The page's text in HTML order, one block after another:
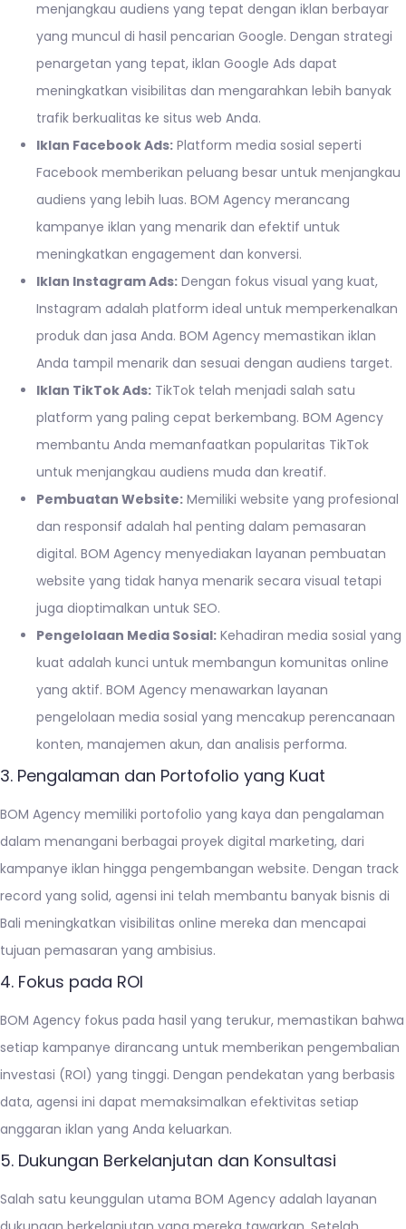
menjangkau audiens yang tepat dengan iklan berbayar
yang muncul di hasil pencarian Google. Dengan strategi
penargetan yang tepat, iklan Google Ads dapat
meningkatkan visibilitas dan mengarahkan lebih banyak
trafik berkualitas ke situs web Anda.
Iklan Facebook Ads: Platform media sosial seperti
Facebook memberikan peluang besar untuk menjangkau
audiens yang lebih luas. BOM Agency merancang
kampanye iklan yang menarik dan efektif untuk
meningkatkan engagement dan konversi.
Iklan Instagram Ads: Dengan fokus visual yang kuat,
Instagram adalah platform ideal untuk memperkenalkan
produk dan jasa Anda. BOM Agency memastikan iklan
Anda tampil menarik dan sesuai dengan audiens target.
Iklan TikTok Ads: TikTok telah menjadi salah satu
platform yang paling cepat berkembang. BOM Agency
membantu Anda memanfaatkan popularitas TikTok
untuk menjangkau audiens muda dan kreatif.
Pembuatan Website: Memiliki website yang profesional
dan responsif adalah hal penting dalam pemasaran
digital. BOM Agency menyediakan layanan pembuatan
website yang tidak hanya menarik secara visual tetapi
juga dioptimalkan untuk SEO.
Pengelolaan Media Sosial: Kehadiran media sosial yang
kuat adalah kunci untuk membangun komunitas online
yang aktif. BOM Agency menawarkan layanan
pengelolaan media sosial yang mencakup perencanaan
konten, manajemen akun, dan analisis performa.
3. Pengalaman dan Portofolio yang Kuat
BOM Agency memiliki portofolio yang kaya dan pengalaman
dalam menangani berbagai proyek digital marketing, dari
kampanye iklan hingga pengembangan website. Dengan track
record yang solid, agensi ini telah membantu banyak bisnis di
Bali meningkatkan visibilitas online mereka dan mencapai
tujuan pemasaran yang ambisius.
4. Fokus pada ROI
BOM Agency fokus pada hasil yang terukur, memastikan bahwa
setiap kampanye dirancang untuk memberikan pengembalian
investasi (ROI) yang tinggi. Dengan pendekatan yang berbasis
data, agensi ini dapat memaksimalkan efektivitas setiap
anggaran iklan yang Anda keluarkan.
5. Dukungan Berkelanjutan dan Konsultasi
Salah satu keunggulan utama BOM Agency adalah layanan